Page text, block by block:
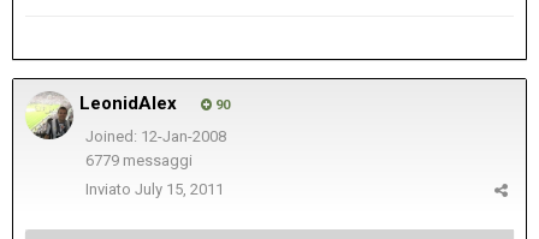
LeonidAlex 90
Joined: 12-Jan-2008
6779 messaggi
Inviato July 15, 2011